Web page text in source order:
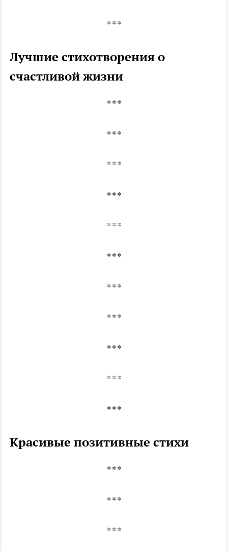
* * *
Лучшие стихотворения о
счастливой жизни
* * *
* * *
* * *
* * *
* * *
* * *
* * *
* * *
* * *
* * *
* * *
Красивые позитивные стихи
* * *
* * *
* * *